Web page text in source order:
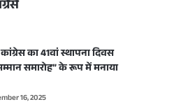
का 41वां स्थापना दिवस
समारोह” के रूप में मनाया
16, 2025